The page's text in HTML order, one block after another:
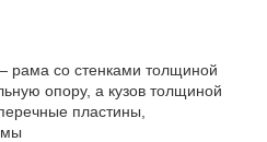
рама со стенками толщиной
опору, а кузов толщиной
пластины,